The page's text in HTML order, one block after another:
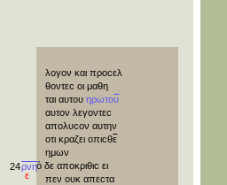
λογον και προϲελ
θοντεϲ οι μαθη
ται αυτου ηρωτου
αυτον λεγοντεϲ
απολυϲον αυτην
οτι κραζει οπιϲθε
ημων
24ρνη
ε
ὁ δε αποκριθιϲ ει
πεν ουκ απεϲτα